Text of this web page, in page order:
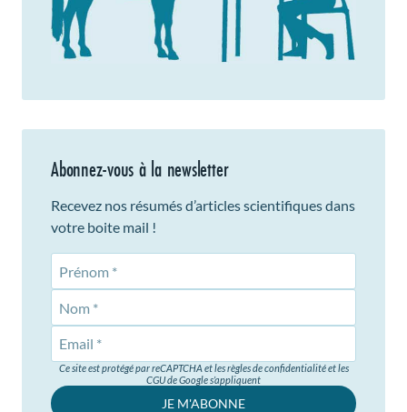
Abonnez-vous à la newsletter
Recevez nos résumés d’articles scientifiques dans
votre boite mail !
Prénom
Nom
Ce site est protégé par reCAPTCHA et les règles de confidentialité et les
CGU de Google s’appliquent
JE M'ABONNE